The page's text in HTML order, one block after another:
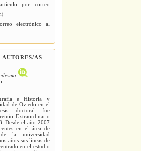
por correo
electrónico al
AUTORES/AS
e Historia y
de Oviedo en el
doctoral fue
Extraordinario
Desde el año 2007
en el área de
la universidad
años sus líneas de
en el estudio